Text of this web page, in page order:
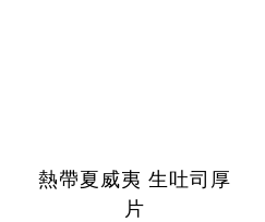
熱帶夏威夷 生吐司厚
片